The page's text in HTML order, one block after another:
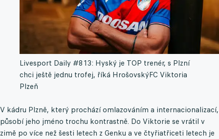
Livesport Daily #813: Hyský je TOP trenér, s Plzní
chci ještě jednu trofej, říká HrošovskýFC Viktoria
Plzeň
V kádru Plzně, který prochází omlazováním a internacionalizací,
působí jeho jméno trochu kontrastně. Do Viktorie se vrátil v
zimě po více než šesti letech z Genku a ve čtyřiatřiceti letech je